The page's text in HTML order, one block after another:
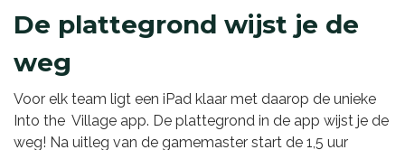
De plattegrond wijst je de
weg
Voor elk team ligt een iPad klaar met daarop de unieke
Into the Village app. De plattegrond in de app wijst je de
weg! Na uitleg van de gamemaster start de 1,5 uur